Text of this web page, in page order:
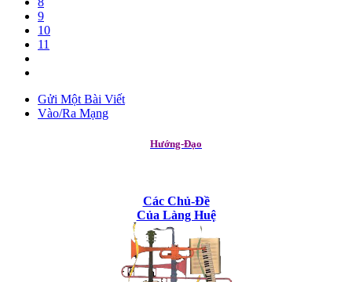
9
10
11
Gửi Một Bài Viết
Vào/Ra Mạng
Hướng-Đạo
Các Chủ-Đề
Của Làng Huệ